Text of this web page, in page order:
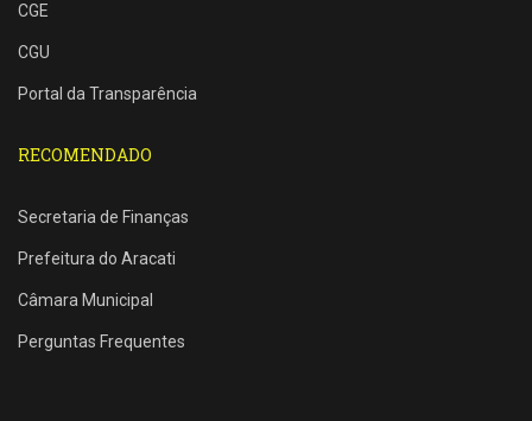
CGE
CGU
Portal da Transparência
RECOMENDADO
Secretaria de Finanças
Prefeitura do Aracati
Câmara Municipal
Perguntas Frequentes